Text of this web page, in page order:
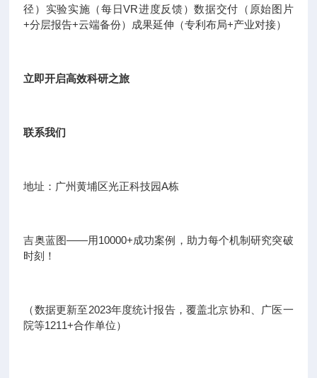
径）实验实施（每日VR进度反馈）数据交付（原始图片
+分层报告+云端备份）成果延伸（专利布局+产业对接）
立即开启高效科研之旅
联系我们
地址：广州黄埔区光正科技园A栋
吉奥蓝图——用10000+成功案例，助力每个机制研究突破
时刻！
（数据更新至2023年度统计报告，覆盖北京协和、广医一
院等1211+合作单位）